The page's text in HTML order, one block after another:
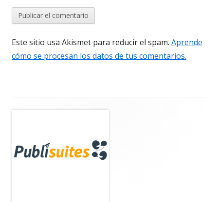
Este sitio usa Akismet para reducir el spam. Aprende
cómo se procesan los datos de tus comentarios.
lateral
principal